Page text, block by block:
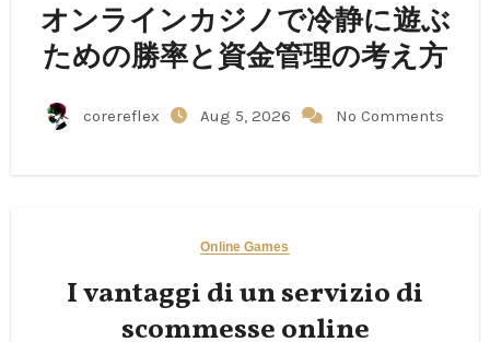
オンラインカジノで冷静に遊ぶ
ための勝率と資金管理の考え方
corereflex Aug 5, 2026 No Comments
Online Games
I vantaggi di un servizio di
scommesse online